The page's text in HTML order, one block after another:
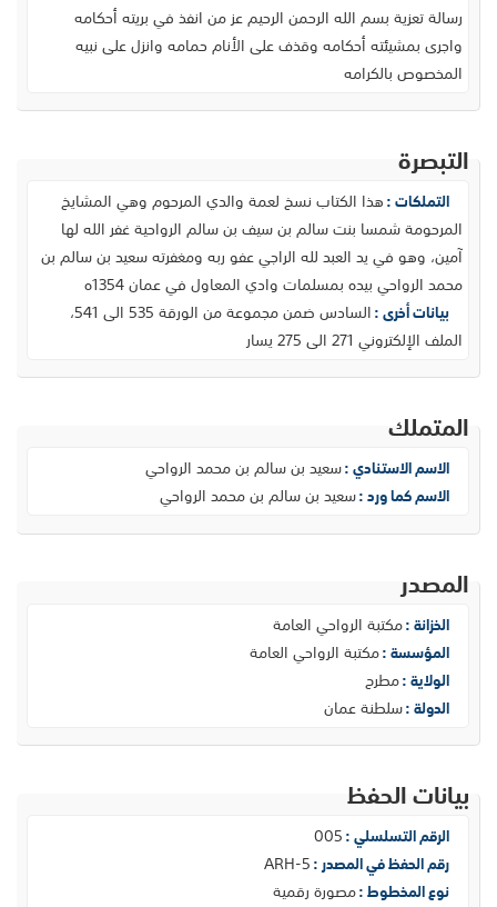
رسالة تعزية بسم الله الرحمن الرحيم عز من انفذ في بريته أحكامه
واجرى بمشيئته أحكامه وقذف على الأنام حمامه وانزل على نبيه
المخصوص بالكرامه
التبصرة
التملكات :هذا الكتاب نسخ لعمة والدي المرحوم وهي المشايخ
المرحومة شمسا بنت سالم بن سيف بن سالم الرواحية غفر الله لها
آمين، وهو في يد العبد لله الراجي عفو ربه ومغفرته سعيد بن سالم بن
محمد الرواحي بيده بمسلمات وادي المعاول في عمان 1354ه
بيانات أخرى :
السادس ضمن مجموعة من الورقة 535 الى 541،
الملف الإلكتروني 271 الى 275 يسار
المتملك
الاسم الاستنادي :سعيد بن سالم بن محمد الرواحي
الاسم كما ورد :سعيد بن سالم بن محمد الرواحي
المصدر
الخزانة :مكتبة الرواحي العامة
المؤسسة :مكتبة الرواحي العامة
الولاية :مطرح
الدولة :سلطنة عمان
بيانات الحفظ
الرقم التسلسلي :005
رقم الحفظ في المصدر :ARH-5
نوع المخطوط :مصورة رقمية